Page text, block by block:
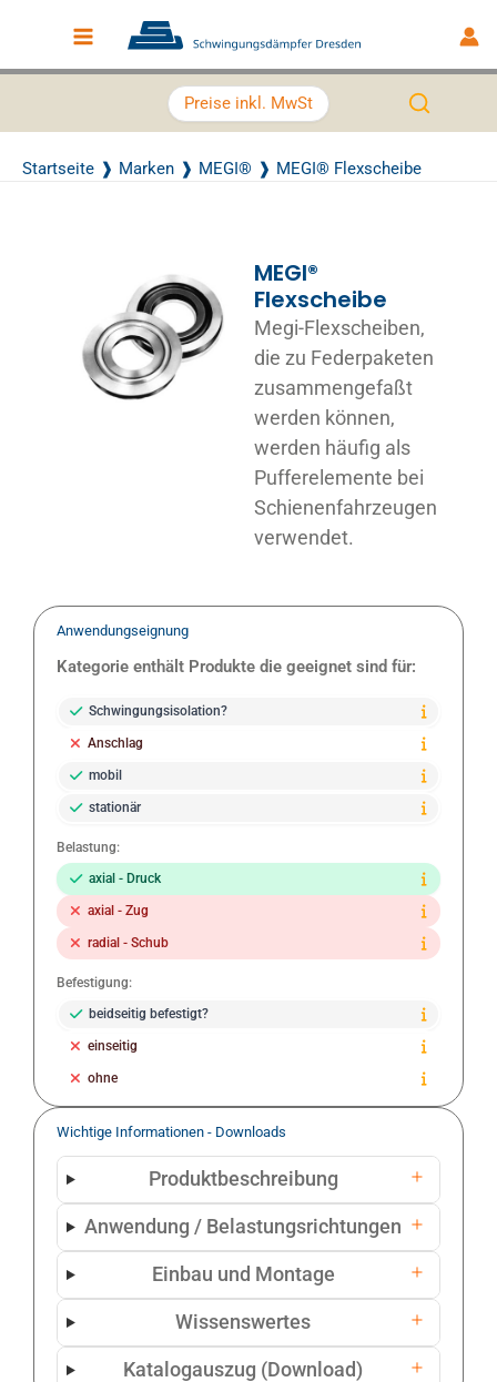
Main Menu
Preise inkl. MwSt
Startseite Marken MEGI® MEGI® Flexscheibe
MEGI®
Flexscheibe
Megi-Flexscheiben,
die zu Federpaketen
zusammengefaßt
werden können,
werden häufig als
Pufferelemente bei
Schienenfahrzeugen
verwendet.
Anwendungseignung
Kategorie enthält Produkte die geeignet sind für:
Schwingungsisolation?
Anschlag
mobil
stationär
Belastung:
axial - Druck
axial - Zug
radial - Schub
Befestigung:
beidseitig befestigt?
einseitig
ohne
Wichtige Informationen - Downloads
Produktbeschreibung
Anwendung / Belastungsrichtungen
Einbau und Montage
Wissenswertes
Katalogauszug (Download)